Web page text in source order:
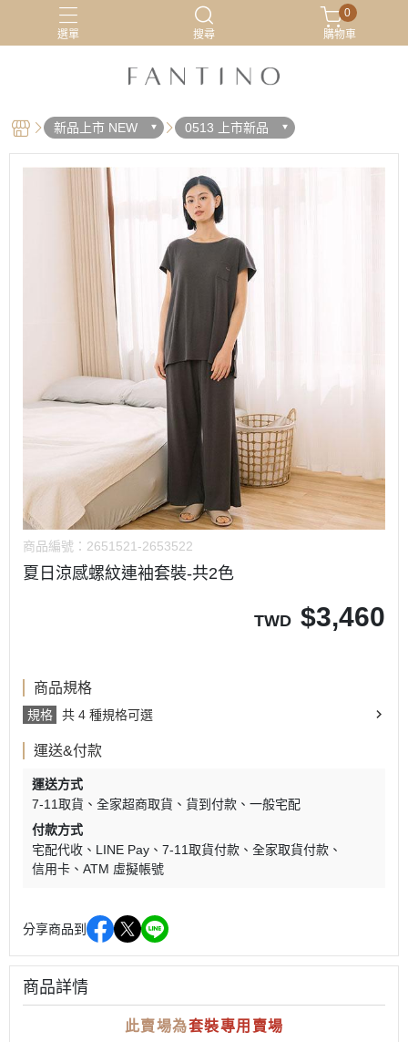
選單 搜尋
居家服 最新活動 有機棉 睡衣
0
購物車
新品上市 NEW 0513 上市新品
商品編號： 2651521-2653522
夏日涼感螺紋連袖套裝-共2色
TWD $3,460
商品規格
規格 共 4 種規格可選
運送&付款
運送方式
7-11取貨
全家超商取貨 貨到付款
一般宅配
付款方式
宅配代收
LINE Pay 7-11取貨付款
全家取貨付款
信用卡
ATM 虛擬帳號
分享商品到
商品詳情
此賣場為套裝專用賣場